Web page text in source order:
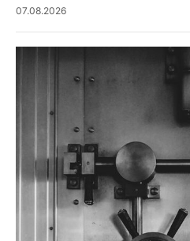
07.08.2026